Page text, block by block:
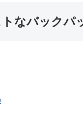
なバックパ